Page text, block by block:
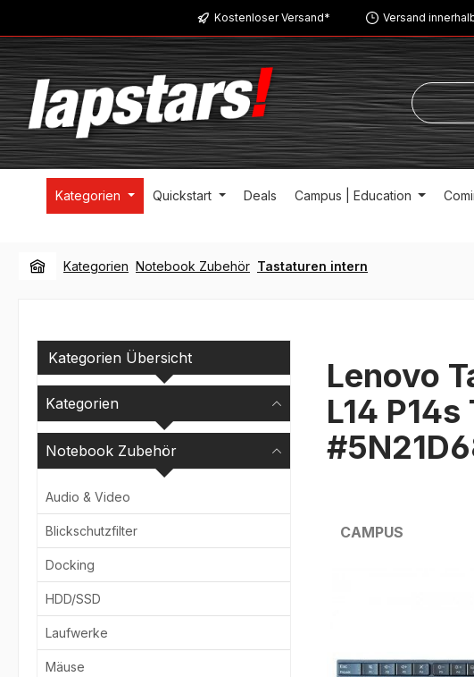
Zur Hauptnavigation springenKostenloser Versand* Versand
Kategorien Quickstart Deals Campus | Education
Kategorien Notebook Zubehör Tastaturen intern
Kategorien Übersicht
Kategorien
Notebook Zubehör
Audio & Video
Blickschutzfilter
Docking
HDD/SSD
Laufwerke
Mäuse
Lenovo
L14
CAMPUS